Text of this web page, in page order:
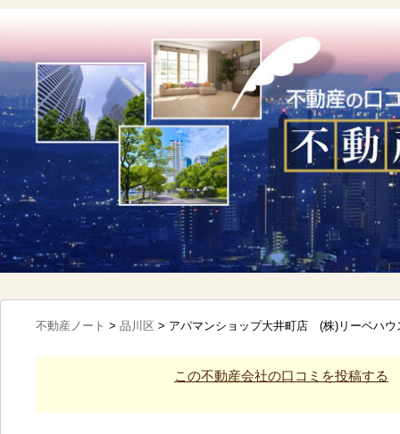
不動産ノート > 品川区 > アパマンショップ大井町店 (株)リーベハウ
この不動産会社の口コミを投稿する